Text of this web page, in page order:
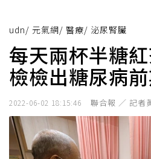
udn/ 元氣網/ 醫療/ 泌尿腎臟
每天兩杯半糖
檢檢出糖尿病
2022-06-02 18:15:46 聯合報 ／ 記者